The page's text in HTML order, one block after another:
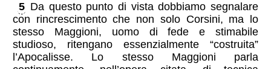
5 Da questo punto di vista dobbiamo segnalare
con rincrescimento che non solo Corsini, ma lo
stesso Maggioni, uomo di fede e stimabile
studioso, ritengano essenzialmente “costruita”
l’Apocalisse. Lo stesso Maggioni parla